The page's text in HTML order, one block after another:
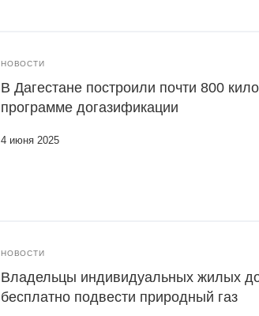
НОВОСТИ
В Дагестане построили почти 800
программе догазификации
4 июня 2025
НОВОСТИ
Владельцы индивидуальных жилых
бесплатно подвести природный газ